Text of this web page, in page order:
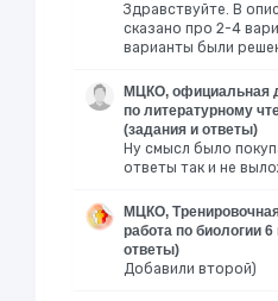
Здравствуйте. В
сказано про 2-4
варианты были
МЦКО, официальная
по литературному
(задания и ответы)
Ну смысл было
ответы так и не
МЦКО,
работа по биологии
ответы)
Добавили второй)